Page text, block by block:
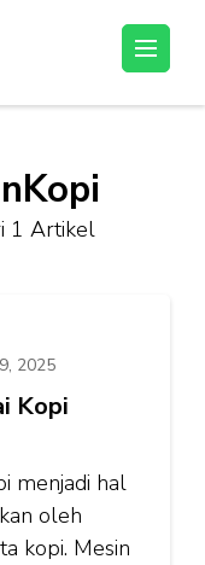
1 Artikel
2025
Kopi
menjadi hal
oleh
kopi. Mesin